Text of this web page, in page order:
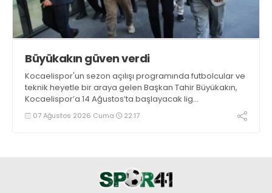
Büyükakın güven verdi
Kocaelispor'un sezon açılışı programında futbolcular ve
teknik heyetle bir araya gelen Başkan Tahir Büyükakın,
Kocaelispor’a 14 Ağustos’ta başlayacak lig
maratonunda başarılar diledi ve “Yanınızdayım” dedi.
07 Ağustos 2026 Cuma 22:17